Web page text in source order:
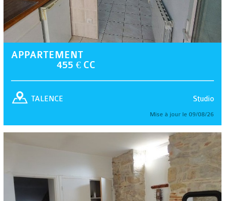
APPARTEMENT
455 € CC
Studio
TALENCE
Mise à jour le 09/08/26